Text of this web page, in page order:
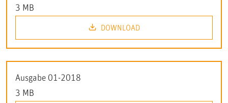
3 MB
DOWNLOAD
Ausgabe 01-2018
3 MB